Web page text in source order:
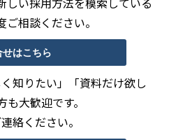
相談ください。
せはこちら
知りたい」「資料だけ欲し
も大歓迎です。
絡ください。